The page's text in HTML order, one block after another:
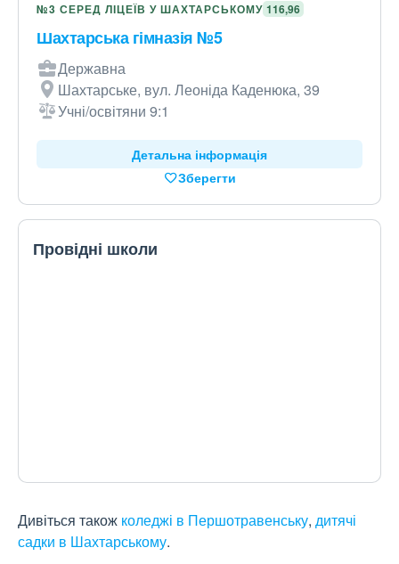
№3 СЕРЕД ЛІЦЕЇВ У ШАХТАРСЬКОМУ 116,96
Шахтарська гімназія №5
Державна
Шахтарське, вул. Леоніда Каденюка, 39
Учні/освітяни 9:1
Детальна інформація
Зберегти
Провідні школи
Дивіться також коледжі в Першотравенську, дитячі
садки в Шахтарському.